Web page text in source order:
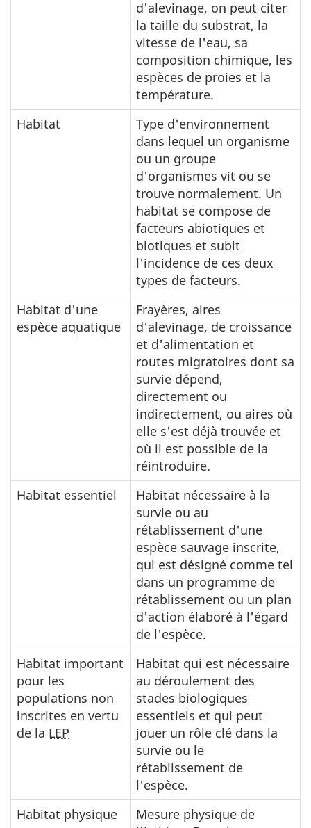
d'alevinage, on peut citer
la taille du substrat, la
vitesse de l'eau, sa
composition chimique, les
espèces de proies et la
température.
Habitat
Type d'environnement
dans lequel un organisme
ou un groupe
d'organismes vit ou se
trouve normalement. Un
habitat se compose de
facteurs abiotiques et
biotiques et subit
l'incidence de ces deux
types de facteurs.
Habitat d'une
espèce aquatique
Frayères, aires
d'alevinage, de croissance
et d'alimentation et
routes migratoires dont sa
survie dépend,
directement ou
indirectement, ou aires où
elle s'est déjà trouvée et
où il est possible de la
réintroduire.
Habitat essentiel
Habitat nécessaire à la
survie ou au
rétablissement d'une
espèce sauvage inscrite,
qui est désigné comme tel
dans un programme de
rétablissement ou un plan
d'action élaboré à l'égard
de l'espèce.
Habitat important
pour les
populations non
inscrites en vertu
de la LEP
Habitat qui est nécessaire
au déroulement des
stades biologiques
essentiels et qui peut
jouer un rôle clé dans la
survie ou le
rétablissement de
l'espèce.
Habitat physique
Mesure physique de